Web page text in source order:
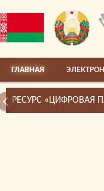
ГЛАВНАЯ
РЕСУРС «ЦИФРОВАЯ